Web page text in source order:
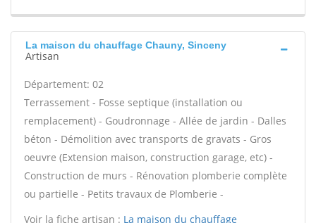
La maison du chauffage Chauny, Sinceny
Artisan
Département: 02
Terrassement - Fosse septique (installation ou
remplacement) - Goudronnage - Allée de jardin - Dalles
béton - Démolition avec transports de gravats - Gros
oeuvre (Extension maison, construction garage, etc) -
Construction de murs - Rénovation plomberie complète
ou partielle - Petits travaux de Plomberie -
Voir la fiche artisan : La maison du chauffage